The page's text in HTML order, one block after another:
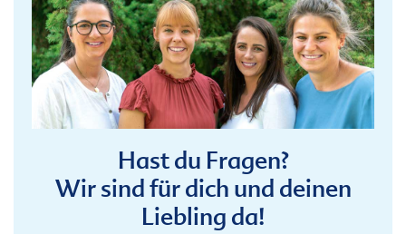
Hast du Fragen?
Wir sind für dich und deinen
Liebling da!